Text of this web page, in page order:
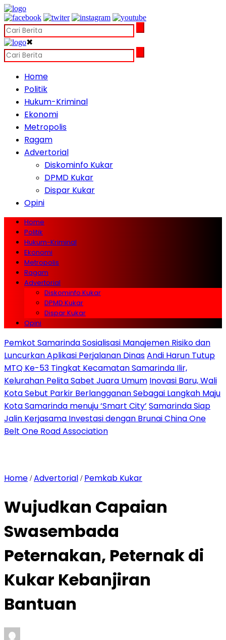
✖
Home
Politik
Hukum-Kriminal
Ekonomi
Metropolis
Ragam
Advertorial
Diskominfo Kukar
DPMD Kukar
Dispar Kukar
Opini
Home
Politik
Hukum-Kriminal
Ekonomi
Metropolis
Ragam
Advertorial
Diskominfo Kukar
DPMD Kukar
Dispar Kukar
Opini
Pemkot Samarinda Sosialisasi Manajemen Risiko dan
Luncurkan Aplikasi Perjalanan DinasAndi Harun Tutup
MTQ Ke-53 Tingkat Kecamatan Samarinda Ilir,
Kelurahan Pelita Sabet Juara Umum Inovasi Baru, Wali
Kota Sebut Parkir Berlangganan Sebagai Langkah Maju
Kota Samarinda menuju ‘Smart City’ Samarinda Siap
Jalin Kerjasama Investasi dengan Brunai China One
Belt One Road Association
Home /Advertorial / Pemkab Kukar
Wujudkan Capaian
Swasembada
Peternakan, Peternak di
Kukar Kebanjiran
Bantuan